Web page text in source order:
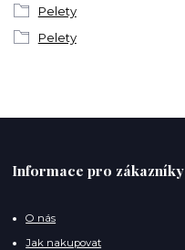
Pelety
Pelety
Informace pro zákazníky
O nás
Jak nakupovat